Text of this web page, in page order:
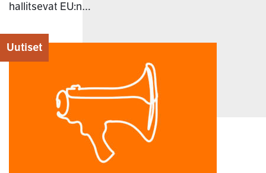
hallitsevat EU:n…
Uutiset